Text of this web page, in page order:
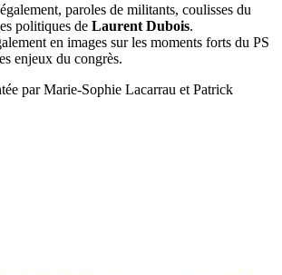
paroles de militants, coulisses du
politiques de Laurent Dubois.
en images sur les moments forts du PS
enjeux du congrès.
par Marie-Sophie Lacarrau et Patrick